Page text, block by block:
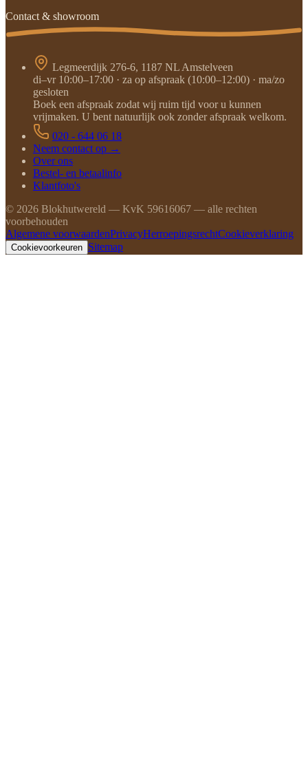
Contact & showroom
Legmeerdijk 276-6, 1187 NL Amstelveen
di–vr 10:00–17:00 · za op afspraak (10:00–12:00) · ma/zo
gesloten
Boek een afspraak zodat wij ruim tijd voor u kunnen
vrijmaken. U bent natuurlijk ook zonder afspraak welkom.
020 - 644 06 18
Neem contact op →
Over ons
Bestel- en betaalinfo
Klantfoto's
© 2026 Blokhutwereld — KvK 59616067 — alle rechten
voorbehouden
Algemene voorwaardenPrivacyHerroepingsrechtCookieverklaring
Cookievoorkeuren Sitemap